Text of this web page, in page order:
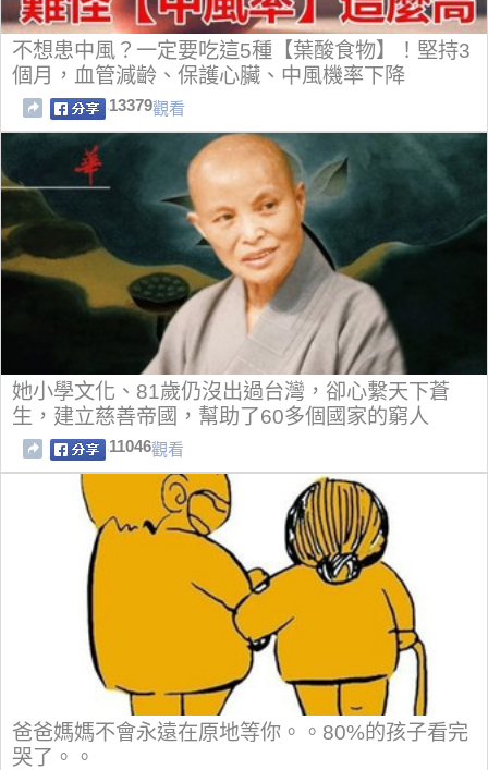
不想患中風？一定要吃這5種【葉酸食物】！堅持3
個月，血管減齡、保護心臟、中風機率下降
13379觀看
她小學文化、81歲仍沒出過台灣，卻心繫天下蒼
生，建立慈善帝國，幫助了60多個國家的窮人
11046觀看
爸爸媽媽不會永遠在原地等你。。80%的孩子看完
哭了。。